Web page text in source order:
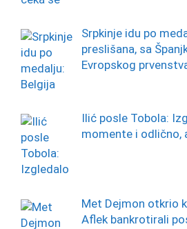
Srpkinje idu po
preslišana, sa
Evropskog
Ilić posle Tobola:
momente i odlično,
Met Dejmon otkrio
Aflek bankrotirali